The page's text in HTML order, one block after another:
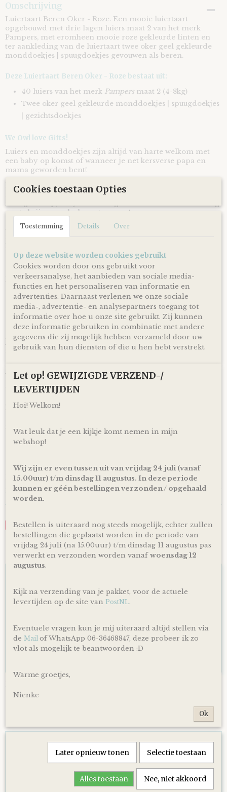
EAN code
8721073411334
Omschrijving
Luiertaart Beren Oker - Roze. Een mooie luiertaart
opgebouwd met drie lagen luiers maat 2 van het merk
Pampers, met eromheen mooie roze gekleurde linten en
ter aankleding van de luiertaart twee oker geel gekleurde
monddoekjes | spuugdoekjes gevouwen als beren.
Deze Luiertaart Beren Oker - Roze bestaat uit:
40 luiers van het merk Pampers maat 2 (4-8kg)
Twee oker geel gekleurde monddoekjes | spuugdoekjes
| gezichtsdoekjes
We Owl love Gifts!
Luiers en monddoekjes zijn altijd van harte welkom met
een baby op komst of wanneer je net kersverse papa en
mama geworden bent!
Met deze Luiertaart Beren Oker - Roze heb je een super
mooi en vooral bruikbaar kraamcadeau voor een
om te krijgen en leuk om te geven!
Door de mooie combinatie van oker geel gekleurde
monddoekjes en mooie roze gekleurde linten is deze
geschikt om cadeau te geven bij de komst of geboorte van
een meisje.
De luiertaart wordt op een kartonnen onderplaat geplaatst
en uiteraard netjes als cadeau verpakt door middel van
doorzichtig folie en lint, zodat je hem direct cadeau kunt
doen!
Ophalen & Verzenden
Je kunt je bestelling dagelijks,op afspraak, komen ophalen
in Kloosterveen Assen.
via PostNL pakketservice inclusief track en trace code!
Uiteraard is rechtstreeks verzending naar de kersverse
kan je een eigen wens of berichtje aan de ouders (to be)
cadeau!
de dienstregeling van PostNL. Kijk voor de actuele
levertijden en dagen altijd op de site van PostNL.
Reacties
Save
Ook interessant
€ 39,95
Cookies toestaan Opties
Toestemming Details Over
Op deze website worden cookies gebruikt
Cookies worden door ons gebruikt voor
verkeersanalyse, het aanbieden van sociale media-
functies en het personaliseren van informatie en
advertenties. Daarnaast verlenen we onze sociale
media-, advertentie- en analysepartners toegang tot
informatie over hoe u onze site gebruikt. Zij kunnen
deze informatie gebruiken in combinatie met andere
gegevens die zij mogelijk hebben verzameld door uw
gebruik van hun diensten of die u hen hebt verstrekt.
Let op! GEWIJZIGDE VERZEND-/
LEVERTIJDEN
Hoi! Welkom!
Wat leuk dat je een kijkje komt nemen in mijn
webshop!
Wij zijn er even tussen uit van vrijdag 24 juli (vanaf
15.00uur) t/m dinsdag 11 augustus. In deze periode
kunnen er géén bestellingen verzonden / opgehaald
worden.
Bestellen is uiteraard nog steeds mogelijk, echter zullen
bestellingen die geplaatst worden in de periode van
vrijdag 24 juli (na 15.00uur) t/m dinsdag 11 augustus pas
verwerkt en verzonden worden vanafwoensdag 12
augustus.
Kijk na verzending van je pakket, voor de actuele
levertijden op de site van PostNL.
Eventuele vragen kun je mij uiteraard altijd stellen via
de Mail of WhatsApp 06-36468847, deze probeer ik zo
vlot als mogelijk te beantwoorden :D
Warme groetjes,
Nienke
Ok
Later opnieuw tonen Selectie toestaan
Alles toestaan Nee, niet akkoord